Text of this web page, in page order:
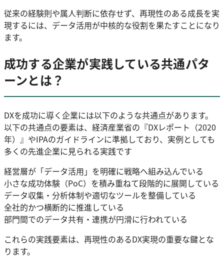
従来の経験則や属人判断に依存せず、再現性のある成長を実
現するには、データ活用が中核的な役割を果たすことになり
ます。
成功する企業が実践している共通パタ
ーンとは？
DXを成功に導く企業には以下のような共通点があります。
以下の共通点の要素は、経済産業省の『DXレポート（2020
年）』やIPAのガイドラインに準拠しており、実例としても
多くの先進企業に見られる実践です
経営層が「データ活用」を明確に戦略へ組み込んでいる
小さな成功体験（PoC）を積み重ねて段階的に展開している
データ収集・分析体制や適切なツールを整備している
全社的かつ横断的に推進している
部門間でのデータ共有・連携が円滑に行われている
これらの実践要素は、再現性のあるDX実現の重要な鍵とな
ります。